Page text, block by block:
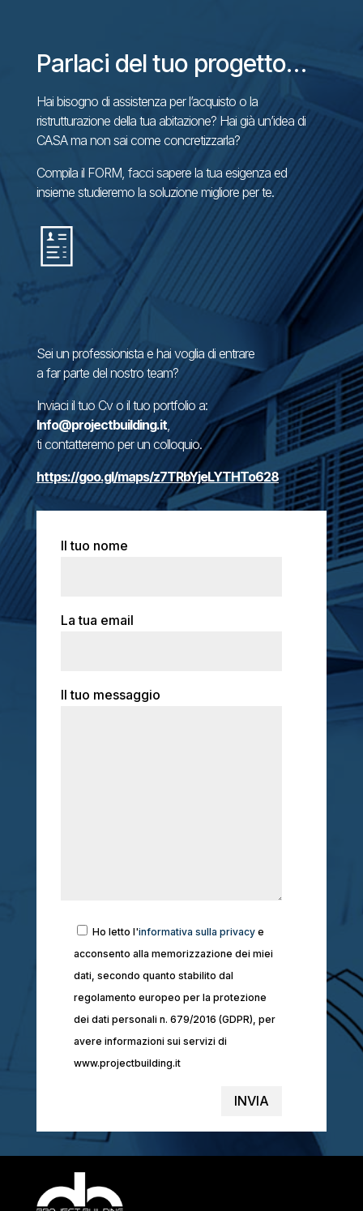
Parlaci del tuo progetto…
Hai bisogno di assistenza per l’acquisto o la
ristrutturazione della tua abitazione? Hai già un’idea di
CASA ma non sai come concretizzarla?
Compila il FORM, facci sapere la tua esigenza ed
insieme studieremo la soluzione migliore per te.
Sei un professionista e hai voglia di entrare
a far parte del nostro team?
Inviaci il tuo Cv o il tuo portfolio a:
Info@projectbuilding.it,
ti contatteremo per un colloquio.
https://goo.gl/maps/z7TRbYjeLYTHTo628
Il tuo nome
La tua email
Il tuo messaggio
Ho letto l'informativa sulla privacye
acconsento alla memorizzazione dei miei
dati, secondo quanto stabilito dal
regolamento europeo per la protezione
dei dati personali n. 679/2016 (GDPR), per
avere informazioni sui servizi di
www.projectbuilding.it
INVIA